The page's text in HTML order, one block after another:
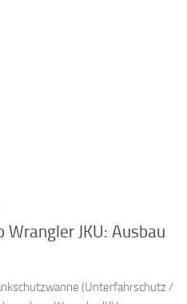
Wrangler JKU: Ausbau
(Unterfahrschutz /